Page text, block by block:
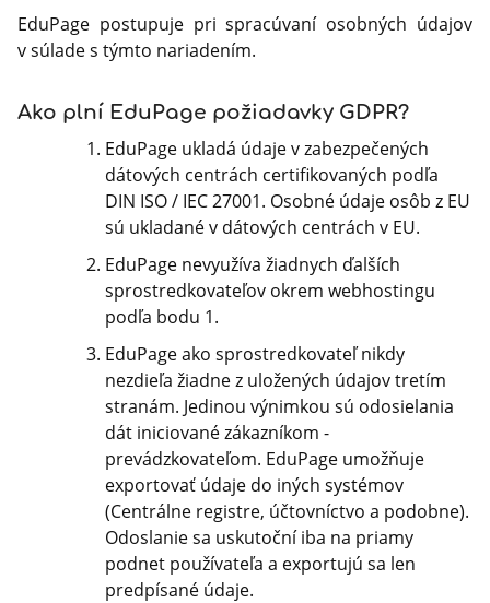
EduPage postupuje pri spracúvaní osobných údajov
v súlade s týmto nariadením.
Ako plní EduPage požiadavky GDPR?
EduPage ukladá údaje v zabezpečených
dátových centrách certifikovaných podľa
DIN ISO / IEC 27001. Osobné údaje osôb z EU
sú ukladané v dátových centrách v EU.
EduPage nevyužíva žiadnych ďalších
sprostredkovateľov okrem webhostingu
podľa bodu 1.
EduPage ako sprostredkovateľ nikdy
nezdieľa žiadne z uložených údajov tretím
stranám. Jedinou výnimkou sú odosielania
dát iniciované zákazníkom -
prevádzkovateľom. EduPage umožňuje
exportovať údaje do iných systémov
(Centrálne registre, účtovníctvo a podobne).
Odoslanie sa uskutoční iba na priamy
podnet používateľa a exportujú sa len
predpísané údaje.